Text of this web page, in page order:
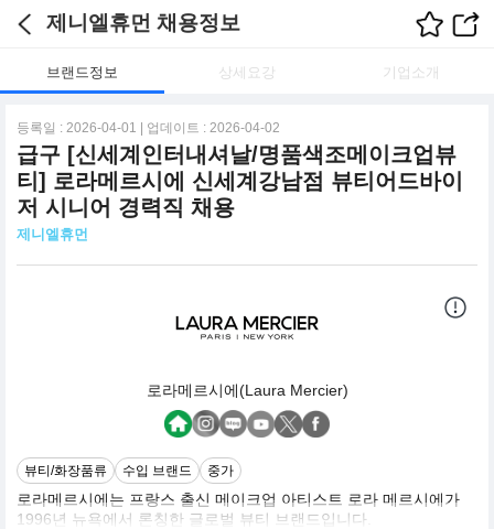
제니엘휴먼 채용정보
브랜드정보 상세요강 기업소개
등록일 : 2026-04-01 | 업데이트 : 2026-04-02
급구 [신세계인터내셔날/명품색조메이크업뷰
티] 로라메르시에 신세계강남점 뷰티어드바이
저 시니어 경력직 채용
제니엘휴먼
로라메르시에(Laura Mercier)
뷰티/화장품류 수입 브랜드 중가
로라메르시에는 프랑스 출신 메이크업 아티스트 로라 메르시에가
1996년 뉴욕에서 론칭한 글로벌 뷰티 브랜드입니다.